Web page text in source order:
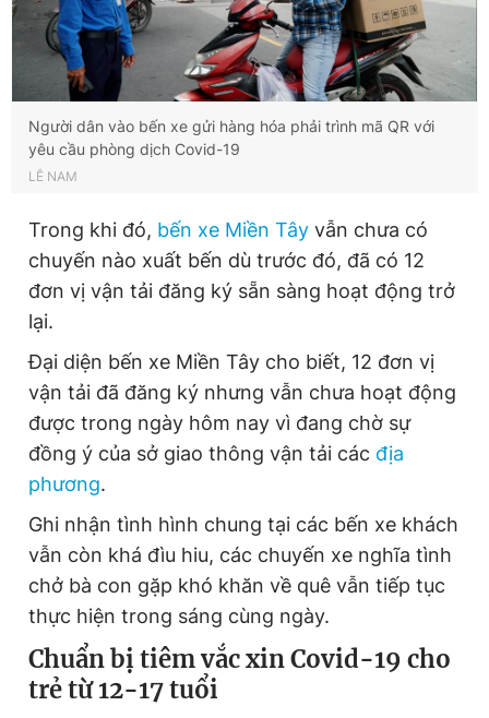
Người dân vào bến xe gửi hàng hóa phải trình mã QR với
yêu cầu phòng dịch Covid-19
LÊ NAM
Trong khi đó, bến xe Miền Tây vẫn chưa có
chuyến nào xuất bến dù trước đó, đã có 12
đơn vị vận tải đăng ký sẵn sàng hoạt động trở
lại.
Đại diện bến xe Miền Tây cho biết, 12 đơn vị
vận tải đã đăng ký nhưng vẫn chưa hoạt động
được trong ngày hôm nay vì đang chờ sự
đồng ý của sở giao thông vận tải các địa
phương.
Ghi nhận tình hình chung tại các bến xe khách
vẫn còn khá đìu hiu, các chuyến xe nghĩa tình
chở bà con gặp khó khăn về quê vẫn tiếp tục
thực hiện trong sáng cùng ngày.
Chuẩn bị tiêm vắc xin Covid-19 cho
trẻ từ 12-17 tuổi